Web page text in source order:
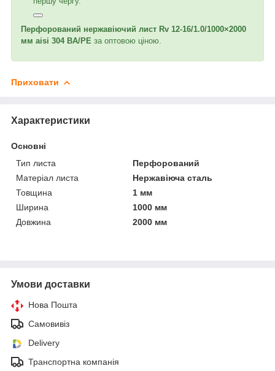
Перфорований нержавіючий лист Rv 12-16/1.0/1000×2000
мм aisi 304 BA/PE за оптовою ціною.
Приховати
Характеристики
Основні
Тип листа
Перфорований
Матеріал листа
Нержавіюча сталь
Товщина
1 мм
Ширина
1000 мм
Довжина
2000 мм
Умови доставки
Нова Пошта
Самовивіз
Delivery
Транспортна компанія